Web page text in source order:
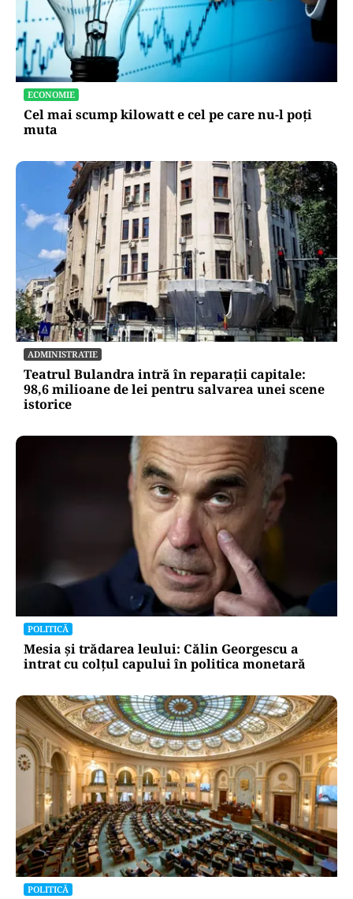
ECONOMIE
Cel mai scump kilowatt e cel pe care nu-l poți
muta
ADMINISTRATIE
Teatrul Bulandra intră în reparații capitale:
98,6 milioane de lei pentru salvarea unei scene
istorice
POLITICĂ
Mesia și trădarea leului: Călin Georgescu a
intrat cu colțul capului în politica monetară
POLITICĂ